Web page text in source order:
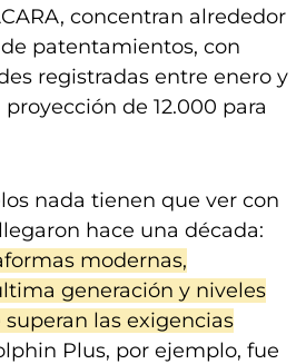
concentran alrededor
patentamientos, con
registradas entre enero y
de 12.000 para
nada tienen que ver con
hace una década:
modernas,
generación y niveles
las exigencias
Plus, por ejemplo, fue